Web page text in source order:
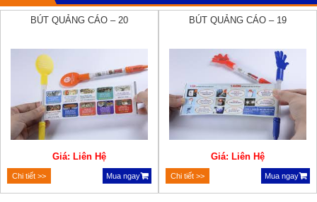
BÚT QUẢNG CÁO – 20
Giá: Liên Hệ
Chi tiết >> Mua ngay
BÚT QUẢNG CÁO – 19
Giá: Liên Hệ
Chi tiết >> Mua ngay